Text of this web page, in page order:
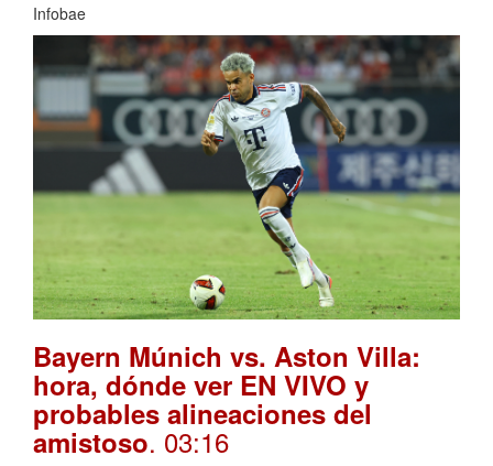
Infobae
Bayern Múnich vs. Aston Villa:
hora, dónde ver EN VIVO y
probables alineaciones del
amistoso. 03:16